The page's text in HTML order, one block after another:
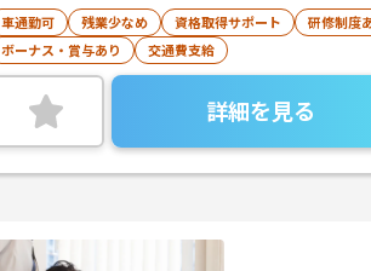
車通勤可 残業少なめ 資格取得サポート 研修制度
ボーナス・賞与あり
交通費支給
詳細を見る